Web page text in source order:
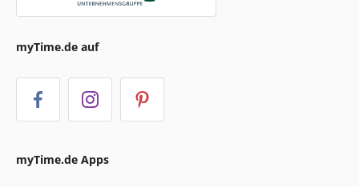
myTime.de auf
myTime.de Apps